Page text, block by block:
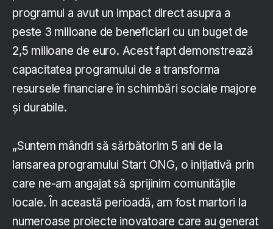
programul a avut un impact direct asupra a
peste 3 milioane de beneficiari cu un buget de
2,5 milioane de euro. Acest fapt demonstrează
capacitatea programului de a transforma
resursele financiare în schimbări sociale majore
și durabile.
„Suntem mândri să sărbătorim 5 ani de la
lansarea programului Start ONG, o inițiativă prin
care ne-am angajat să sprijinim comunitățile
locale. În această perioadă, am fost martori la
numeroase proiecte inovatoare care au generat